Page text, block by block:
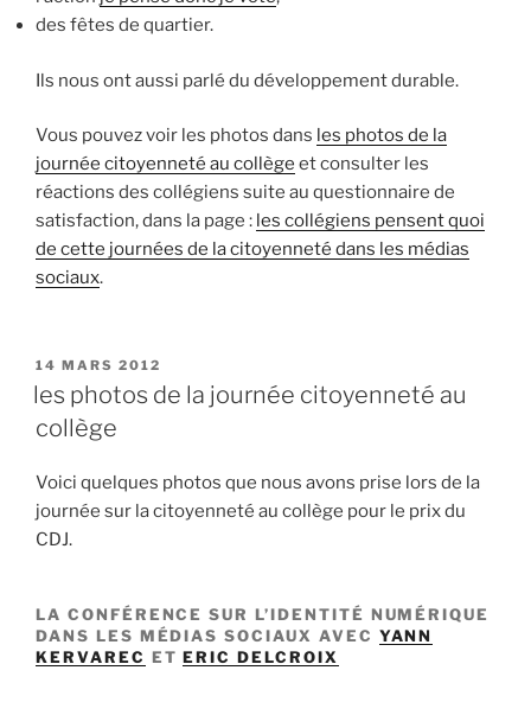
des fêtes de quartier.
Ils nous ont aussi parlé du développement durable.
Vous pouvez voir les photos dans les photos de la
journée citoyenneté au collège et consulter les
réactions des collégiens suite au questionnaire de
satisfaction, dans la page : les collégiens pensent quoi
de cette journées de la citoyenneté dans les médias
sociaux.
P
U
B
L
L
E
14 MARS 2012
les photos de la journée citoyenneté au
collège
Voici quelques photos que nous avons prise lors de la
journée sur la citoyenneté au collège pour le prix du
CDJ.
LA CONFÉRENCE SUR L’IDENTITÉ NUMÉRIQUE
DANS LES MÉDIAS SOCIAUX AVEC YANN
KERVAREC ETERIC DELCROIX